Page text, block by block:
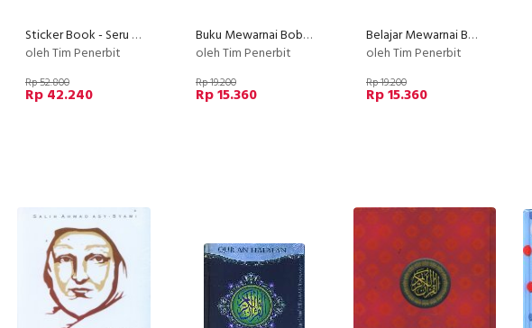
Sticker Book - Seru Berpetualangan Di Negeri Dinosaurus
oleh Tim Penerbit
Rp 52.800
Rp 42.240
Buku Mewarnai Boboi Boy
oleh Tim Penerbit
Rp 19.200
Rp 15.360
Belajar Mewarnai Boboi Boy Edisi ke-2
oleh Tim Penerbit
Rp 19.200
Rp 15.360